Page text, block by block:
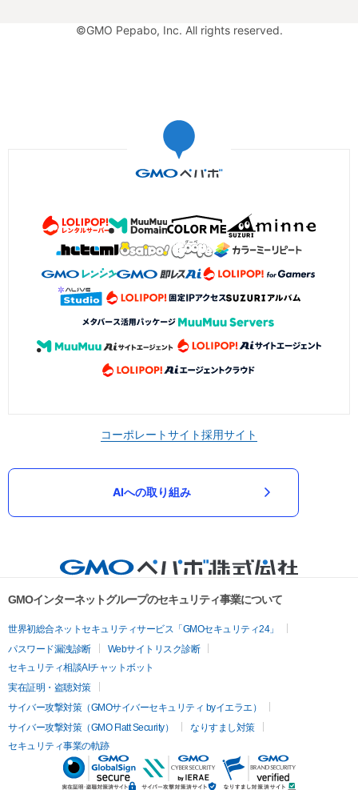
©GMO Pepabo, Inc. All rights reserved.
コーポレートサイト採用サイト
AIへの取り組み
GMOインターネットグループのセキュリティ事業について
世界初総合ネットセキュリティサービス「GMOセキュリティ24」
パスワード漏洩診断
Webサイトリスク診断
セキュリティ相談AIチャットボット
実在証明・盗聴対策
サイバー攻撃対策（GMOサイバーセキュリティ byイエラエ）
サイバー攻撃対策（GMO Flatt Security）
なりすまし対策
セキュリティ事業の軌跡